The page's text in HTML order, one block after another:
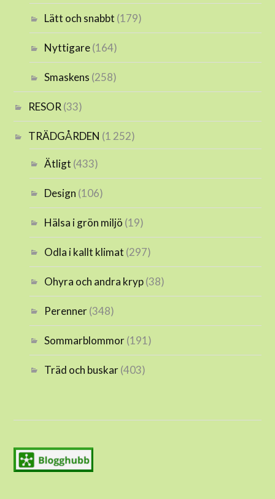
Lätt och snabbt (179)
Nyttigare(164)
Smaskens (258)
RESOR(33)
TRÄDGÅRDEN (1 252)
Ätligt (433)
Design (106)
Hälsa i grön miljö (19)
Odla i kallt klimat (297)
Ohyra och andra kryp(38)
Perenner(348)
Sommarblommor(191)
Träd och buskar(403)